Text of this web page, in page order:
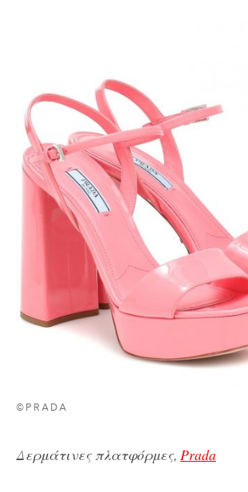
©PRADA
Δερμάτινες πλατφόρμες, Prada